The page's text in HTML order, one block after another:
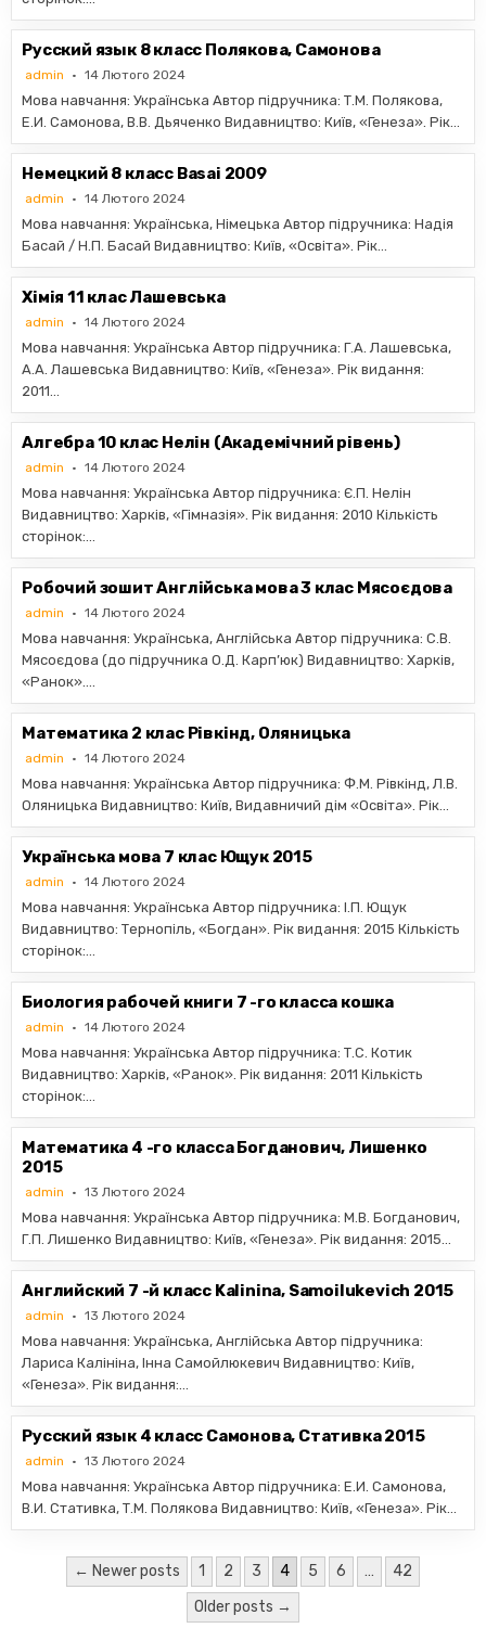
Русский язык 8 класс Полякова, Самонова
admin 14 Лютого 2024
Мова навчання: Українська Автор підручника: Т.М. Полякова,
Е.И. Самонова, В.В. Дьяченко Видавництво: Київ, «Генеза». Рік…
Немецкий 8 класс Basai 2009
admin 14 Лютого 2024
Мова навчання: Українська, Німецька Автор підручника: Надія
Басай / Н.П. Басай Видавництво: Київ, «Освiта». Рік…
Хімія 11 клас Лашевська
admin 14 Лютого 2024
Мова навчання: Українська Автор підручника: Г.А. Лашевська,
А.А. Лашевська Видавництво: Київ, «Генеза». Рік видання:
2011…
Алгебра 10 клас Нелін (Академічний рівень)
admin 14 Лютого 2024
Мова навчання: Українська Автор підручника: Є.П. Нелін
Видавництво: Харків, «Гімназія». Рік видання: 2010 Кількість
сторінок:…
Робочий зошит Англійська мова 3 клас Мясоєдова
admin 14 Лютого 2024
Мова навчання: Українська, Англійська Автор підручника: С.В.
Мясоєдова (до підручника О.Д. Карп’юк) Видавництво: Харків,
«Ранок»….
Математика 2 клас Рівкінд, Оляницька
admin 14 Лютого 2024
Мова навчання: Українська Автор підручника: Ф.М. Рівкінд, Л.В.
Оляницька Видавництво: Київ, Видавничий дiм «Освiта». Рік…
Українська мова 7 клас Ющук 2015
admin 14 Лютого 2024
Мова навчання: Українська Автор підручника: І.П. Ющук
Видавництво: Тернопіль, «Богдан». Рік видання: 2015 Кількість
сторінок:…
Биология рабочей книги 7 -го класса кошка
admin 14 Лютого 2024
Мова навчання: Українська Автор підручника: Т.С. Котик
Видавництво: Харків, «Ранок». Рік видання: 2011 Кількість
сторінок:…
Математика 4 -го класса Богданович, Лишенко
2015
admin 13 Лютого 2024
Мова навчання: Українська Автор підручника: М.В. Богданович,
Г.П. Лишенко Видавництво: Київ, «Генеза». Рік видання: 2015…
Английский 7 -й класс Kalinina, Samoilukevich 2015
admin 13 Лютого 2024
Мова навчання: Українська, Англійська Автор підручника:
Лариса Калініна, Інна Самойлюкевич Видавництво: Київ,
«Генеза». Рік видання:…
Русский язык 4 класс Самонова, Стативка 2015
admin 13 Лютого 2024
Мова навчання: Українська Автор підручника: Е.И. Самонова,
В.И. Стативка, Т.М. Полякова Видавництво: Київ, «Генеза». Рік…
Пагінація
← Newer posts 1 2 3 4 5 6 …
42
Older posts →